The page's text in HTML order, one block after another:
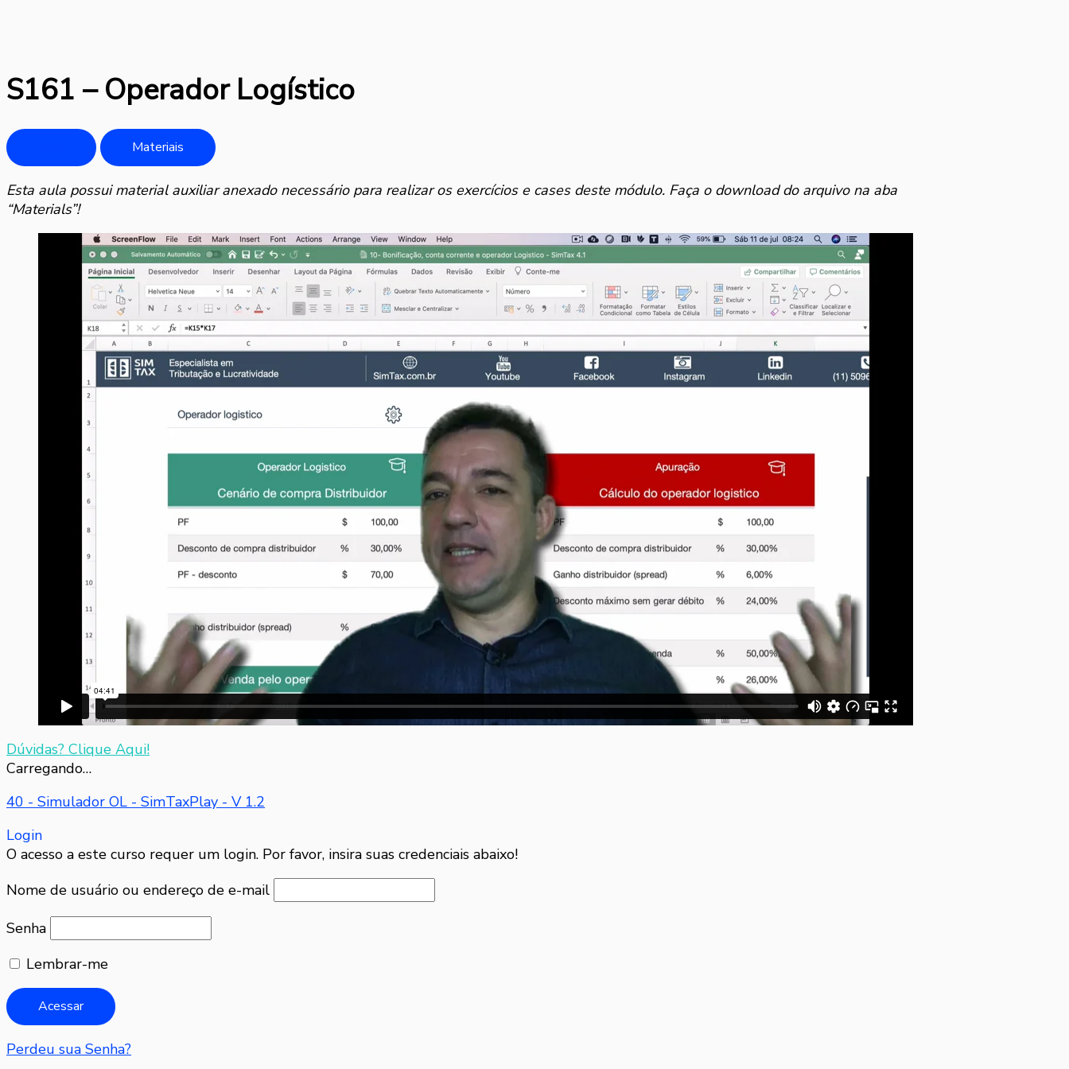
S161 – Operador Logístico
Materiais
Esta aula possui material auxiliar anexado necessário para realizar os exercícios e cases deste módulo. Faça o download do arquivo na aba
“Materials”!
Dúvidas? Clique Aqui!
Carregando…
40 - Simulador OL - SimTaxPlay - V 1.2
Login
O acesso a este curso requer um login. Por favor, insira suas credenciais abaixo!
Nome de usuário ou endereço de e-mail
Senha
Lembrar-me
Perdeu sua Senha?